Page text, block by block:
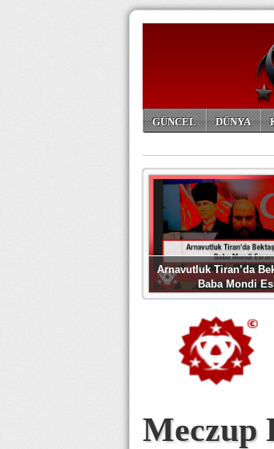
GÜNCEL DÜNYA
Arnavutluk Tiran’da
Baba Mondi
Meczup